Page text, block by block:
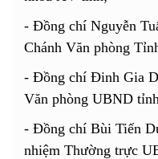
- Đồng chí Nguyễn
Chánh Văn phòng
- Đồng chí Đinh Gia
Văn phòng UBND
- Đồng chí Bùi Tiến
nhiệm Thường trực